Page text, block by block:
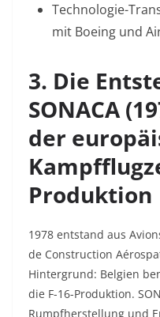
Technologie-
mit Boeing und
3. Die
SONACA
der
Produktion
1978 entstand aus
de Construction
Hintergrund: Belgien
die F-16-Produktion.
Rumpfherstellung und